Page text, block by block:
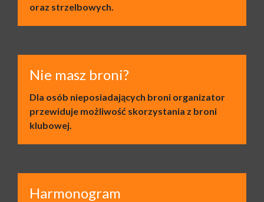
oraz strzelbowych.
Nie masz broni?
Dla osób nieposiadających broni organizator
przewiduje możliwość skorzystania z broni
klubowej.
Harmonogram